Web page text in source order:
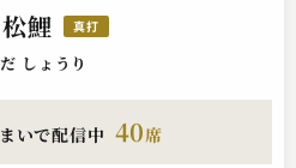
鯉 真打
しょうり
いで配信中 40席